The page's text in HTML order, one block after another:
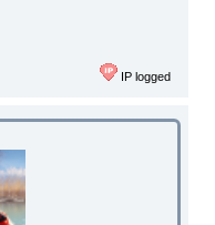
IP logged